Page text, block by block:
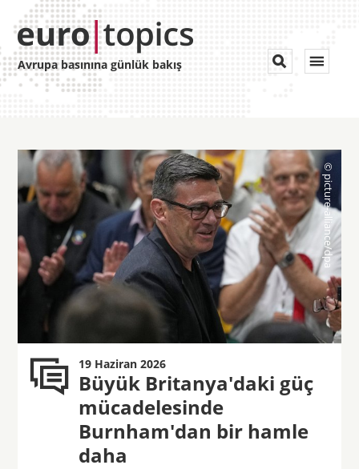
Avrupa basınına günlük bakış Toggle


19 Haziran 2026
Büyük Britanya'daki güç
mücadelesinde
Burnham'dan bir hamle
daha